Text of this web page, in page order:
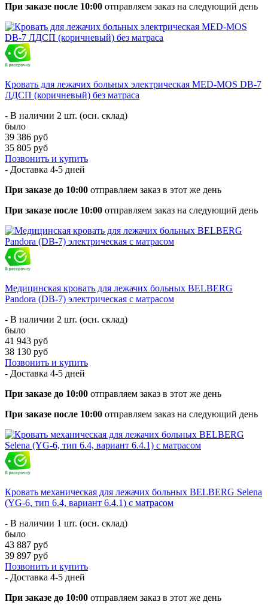
При заказе после 10:00 отправляем заказ на следующий день
Кровать для лежачих больных электрическая MED-MOS DB-7
ЛДСП (коричневый) без матраса
- В наличии 2 шт. (осн. склад)
было
39 386 руб
35 805 руб
Позвонить и купить
- Доставка 4-5 дней
При заказе до 10:00 отправляем заказ в этот же день
При заказе после 10:00 отправляем заказ на следующий день
Медицинская кровать для лежачих больных BELBERG
Pandora (DB-7) электрическая с матрасом
- В наличии 2 шт. (осн. склад)
было
41 943 руб
38 130 руб
Позвонить и купить
- Доставка 4-5 дней
При заказе до 10:00 отправляем заказ в этот же день
При заказе после 10:00 отправляем заказ на следующий день
Кровать механическая для лежачих больных BELBERG Selena
(YG-6, тип 6.4, вариант 6.4.1) с матрасом
- В наличии 1 шт. (осн. склад)
было
43 887 руб
39 897 руб
Позвонить и купить
- Доставка 4-5 дней
При заказе до 10:00 отправляем заказ в этот же день